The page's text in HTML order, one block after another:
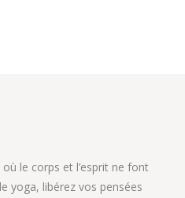
le corps et l’esprit ne font
yoga, libérez vos pensées